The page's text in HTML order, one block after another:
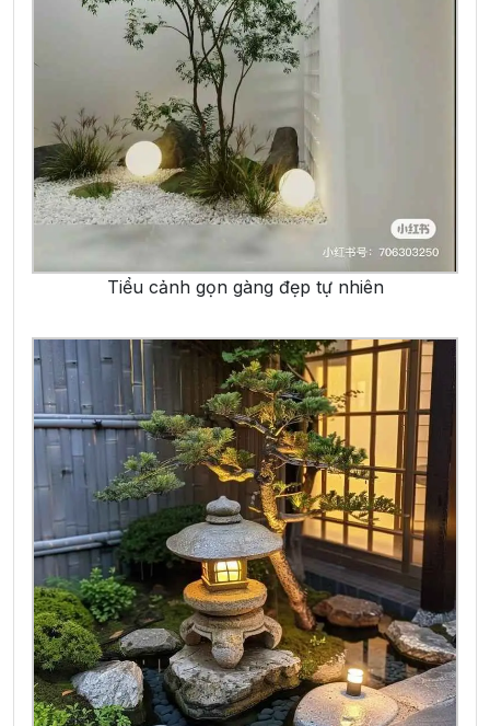
Tiểu cảnh gọn gàng đẹp tự nhiên